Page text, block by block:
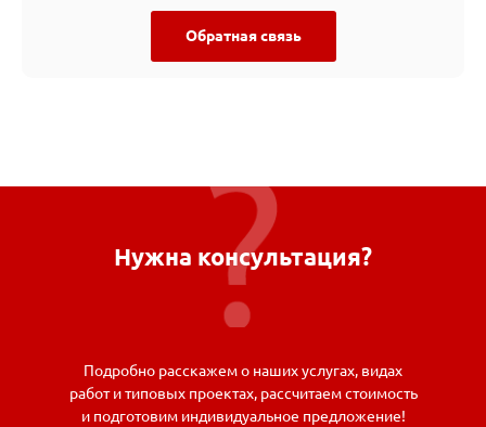
Обратная связь
Нужна консультация?
Подробно расскажем о наших услугах, видах
работ и типовых проектах, рассчитаем стоимость
и подготовим индивидуальное предложение!